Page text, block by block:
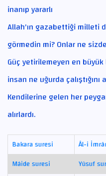
inanıp yararlı
Allah'ın gazabettiği milleti
görmedin mi? Onlar ne
Güç yetirilemeyen en
insan ne uğurda çalıştığını
Kendilerine gelen her
alırlardı.
Bakara suresi Âl-i
Mâide suresi
Yûsuf